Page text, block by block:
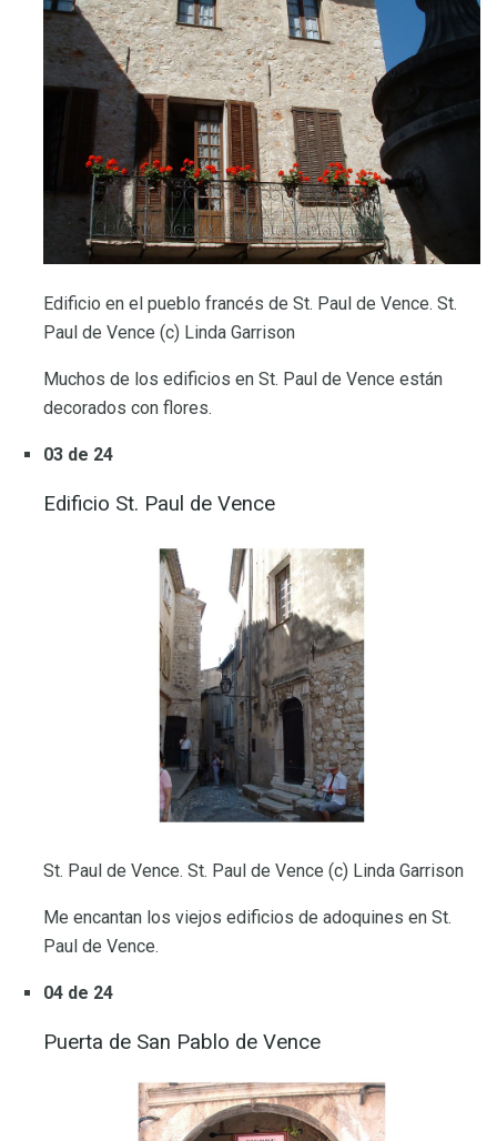
Edificio en el pueblo francés de St. Paul de Vence. St.
Paul de Vence (c) Linda Garrison
Muchos de los edificios en St. Paul de Vence están
decorados con flores.
03 de 24
Edificio St. Paul de Vence
St. Paul de Vence. St. Paul de Vence (c) Linda Garrison
Me encantan los viejos edificios de adoquines en St.
Paul de Vence.
04 de 24
Puerta de San Pablo de Vence